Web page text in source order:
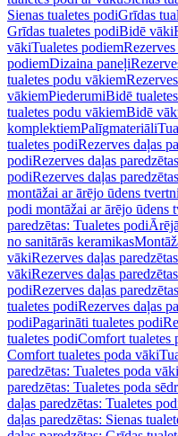
Sienas tualetes podiGrīdas
Grīdas tualetes podiBidē vāki
vākiTualetes podiem
podiemDizaina paneļi
tualetes podu vākiem
vākiemPiederumiBidē
tualetes podu vākiemBidē
komplektiemPalīgmateriāli
tualetes podiRezerves daļas
podiRezerves daļas
podiRezerves daļas
montāžai ar ārējo ūdens tvertni
podi montāžai ar ārējo ūdens
paredzētas: Tualetes podi
no sanitārās keramikas
vākiRezerves daļas
vākiRezerves daļas
podiRezerves daļas
tualetes podiRezerves daļas
podiPagarināti tualetes podi
tualetes podiComfort tualetes
Comfort tualetes poda vāki
paredzētas: Tualetes poda vāki
paredzētas: Tualetes poda
daļas paredzētas: Tualetes
daļas paredzētas: Sienas